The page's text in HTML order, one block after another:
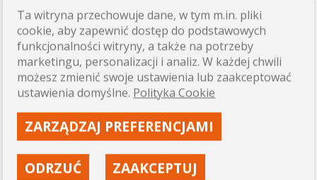
Owies jest paszą wysokoenergetyczną i zawiera znaczną ilość
skrobi, która w żołądku konia prowadzi do zwiększonej produkcji
kwasu. Jeśli podawany jest w dużych ilościach lub bez
odpowiedniej ilości włókna pokarmowego, może powodować
silne podrażnienia i nasilenie objawów bólowych. U koni z
wrzodami nawet niewielkie błędy żywieniowe mogą prowadzić do
nawrotów choroby, dlatego owies często ogranicza się lub
całkowicie usuwa z diety na czas leczenia.
Siano kiszonkowe ma kwaśny odczyn i zawiera produkty
Ta witryna przechowuje dane, w tym m.in. pliki
cookie, aby zapewnić dostęp do podstawowych
funkcjonalności witryny, a także na potrzeby
marketingu, personalizacji i analiz. W każdej chwili
możesz zmienić swoje ustawienia lub zaakceptować
ustawienia domyślne. Polityka Cookie
ZARZĄDZAJ PREFERENCJAMI
ODRZUĆ ZAAKCEPTUJ